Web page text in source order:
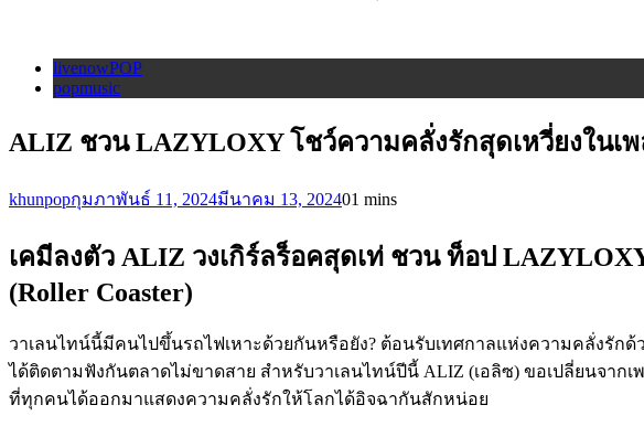
livenowPOP
popmusic
ALIZ ชวน LAZYLOXY โชว์ความคลั่งรักสุดเหวี่ยงในเพ
khunpopกุมภาพันธ์ 11, 2024มีนาคม 13, 202401 mins
เคมีลงตัว ALIZ วงเกิร์ลร็อคสุดเท่ ชวน ท็อป
(Roller Coaster)
วาเลนไทน์นี้มีคนไปขึ้นรถไฟเหาะด้วยกันหรือยัง? ต้อนรับเทศกาลแห่งความคลั่งรักด้
ได้ติดตามฟังกันตลาดไม่ขาดสาย สำหรับวาเลนไทน์ปีนี้ ALIZ (เอลิซ) ขอเปลี่ยนจาก
ที่ทุกคนได้ออกมาแสดงความคลั่งรักให้โลกได้อิจฉากันสักหน่อย